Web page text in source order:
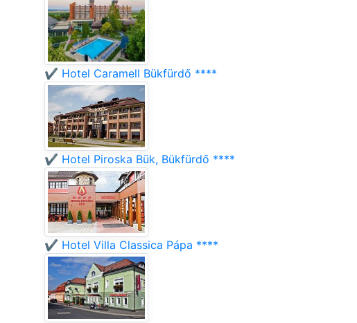
✔️ Hotel Caramell Bükfürdő ****
✔️ Hotel Piroska Bük, Bükfürdő ****
✔️ Hotel Villa Classica Pápa ****